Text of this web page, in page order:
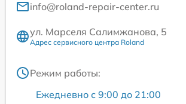
info@roland-repair-center.ru
ул. Марселя Салимжанова, 5
Адрес сервисного центра Roland
Режим работы:
Ежедневно с 9:00 до 21:00